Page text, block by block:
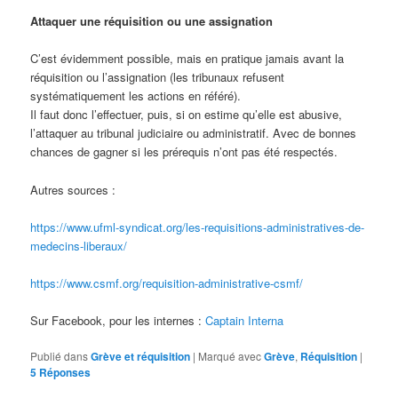
Attaquer une réquisition ou une assignation
C’est évidemment possible, mais en pratique jamais avant la
réquisition ou l’assignation (les tribunaux refusent
systématiquement les actions en référé).
Il faut donc l’effectuer, puis, si on estime qu’elle est abusive,
l’attaquer au tribunal judiciaire ou administratif. Avec de bonnes
chances de gagner si les prérequis n’ont pas été respectés.
Autres sources :
https://www.ufml-syndicat.org/les-requisitions-administratives-de-
medecins-liberaux/
https://www.csmf.org/requisition-administrative-csmf/
Sur Facebook, pour les internes :Captain Interna
Publié dansGrève et réquisition | Marqué avecGrève, Réquisition |
5 Réponses